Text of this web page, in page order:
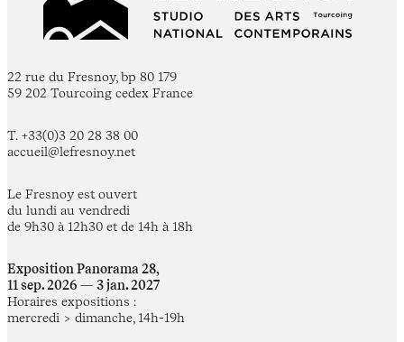
22 rue du Fresnoy, bp 80 179
59 202 Tourcoing cedex France
T. +33(0)3 20 28 38 00
accueil@lefresnoy.net
Le Fresnoy est ouvert
du lundi au vendredi
de 9h30 à 12h30 et de 14h à 18h
Exposition Panorama 28,
11 sep. 2026 — 3 jan. 2027
Horaires expositions :
mercredi > dimanche, 14h-19h